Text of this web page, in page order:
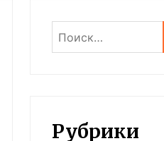
Рубрики